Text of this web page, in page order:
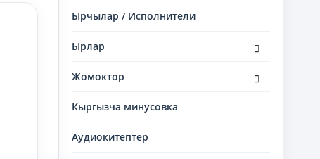
Ырчылар / Исполнители
Ырлар
дочернее
Жомоктор
дочернее
Кыргызча минусовка
Аудиокитептер